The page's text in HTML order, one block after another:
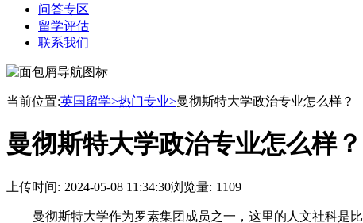
问答专区
留学评估
联系我们
当前位置:英国留学>热门专业>曼彻斯特大学政治专业怎么样？
曼彻斯特大学政治专业怎么样？
上传时间: 2024-05-08 11:34:30浏览量: 1109
曼彻斯特大学作为罗素集团成员之一，这里的人文社科是